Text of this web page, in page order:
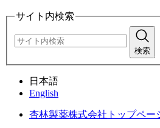
サイト内検索
検索
日本語
English
杏林製薬株式会社トップペー